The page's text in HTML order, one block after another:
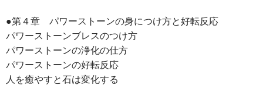
●第４章 パワーストーンの身につけ方と好転反応
パワーストーンブレスのつけ方
パワーストーンの浄化の仕方
パワーストーンの好転反応
人を癒やすと石は変化する